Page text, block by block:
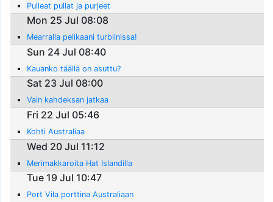
Pulleat pullat ja purjeet
Mon 25 Jul 08:08
Mearralla pelikaani turbiinissa!
Sun 24 Jul 08:40
Kauanko täällä on asuttu?
Sat 23 Jul 08:00
Vain kahdeksan jatkaa
Fri 22 Jul 05:46
Kohti Australiaa
Wed 20 Jul 11:12
Merimakkaroita Hat Islandilla
Tue 19 Jul 10:47
Port Vila porttina Australiaan